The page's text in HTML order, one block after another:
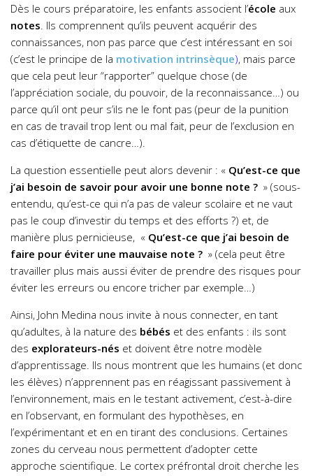
Dès le cours préparatoire, les enfants associent l’école aux
notes . Ils comprennent qu’ils peuvent acquérir des
connaissances, non pas parce que c’est intéressant en soi
(c’est le principe de la motivation intrinsèque), mais parce
que cela peut leur “rapporter” quelque chose (de
l’appréciation sociale, du pouvoir, de la reconnaissance…) ou
parce qu’il ont peur s’ils ne le font pas (peur de la punition
en cas de travail trop lent ou mal fait, peur de l’exclusion en
cas d’étiquette de cancre…).
La question essentielle peut alors devenir : « Qu’est-ce que
j’ai besoin de savoir pour avoir une bonne note ? » (sous-
entendu, qu’est-ce qui n’a pas de valeur scolaire et ne vaut
pas le coup d’investir du temps et des efforts ?) et, de
manière plus pernicieuse, « Qu’est-ce que j’ai besoin de
faire pour éviter une mauvaise note ? » (cela peut être
travailler plus mais aussi éviter de prendre des risques pour
éviter les erreurs ou encore tricher par exemple…)
Ainsi, John Medina nous invite à nous connecter, en tant
qu’adultes, à la nature des bébés et des enfants : ils sont
des explorateurs-nés et doivent être notre modèle
d’apprentissage. Ils nous montrent que les humains (et donc
les élèves) n’apprennent pas en réagissant passivement à
l’environnement, mais en le testant activement, c’est-à-dire
en l’observant, en formulant des hypothèses, en
l’expérimentant et en en tirant des conclusions. Certaines
zones du cerveau nous permettent d’adopter cette
approche scientifique. Le cortex préfrontal droit cherche les